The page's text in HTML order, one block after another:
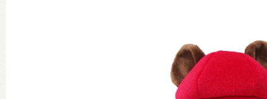
グッズインフォメーション